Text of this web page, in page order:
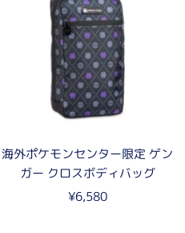
海外ポケモンセンター限定 ゲン
ガー クロスボディバッグ
セ
¥6,580